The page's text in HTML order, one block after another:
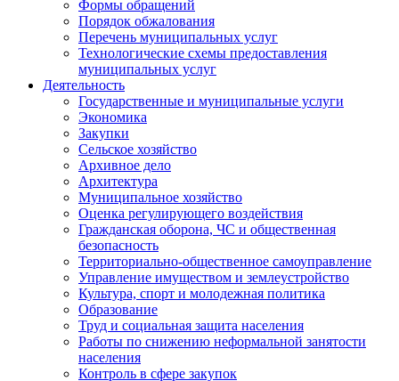
Формы обращений
Порядок обжалования
Перечень муниципальных услуг
Технологические схемы предоставления
муниципальных услуг
Деятельность
Государственные и муниципальные услуги
Экономика
Закупки
Сельское хозяйство
Архивное дело
Архитектура
Муниципальное хозяйство
Оценка регулирующего воздействия
Гражданская оборона, ЧС и общественная
безопасность
Территориально-общественное самоуправление
Управление имуществом и землеустройство
Культура, спорт и молодежная политика
Образование
Труд и социальная защита населения
Работы по снижению неформальной занятости
населения
Контроль в сфере закупок